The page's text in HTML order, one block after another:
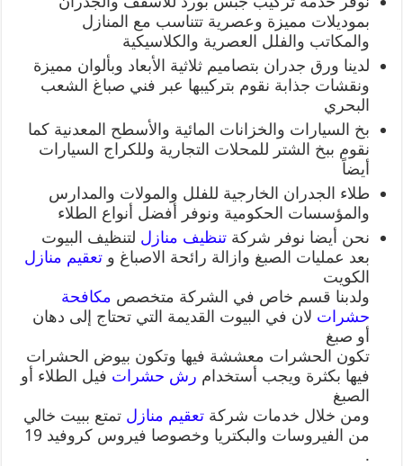
بموديلات مميزة وعصرية تتناسب مع المنازل
والمكاتب والفلل العصرية والكلاسيكية
لدينا ورق جدران بتصاميم ثلاثية الأبعاد وبألوان مميزة
ونقشات جذابة نقوم بتركيبها عبر فني صباغ الشعب
البحري
بخ السيارات والخزانات المائية والأسطح المعدنية كما
نقوم ببخ الشتر للمحلات التجارية وللكراج السيارات
أيضاً
طلاء الجدران الخارجية للفلل والمولات والمدارس
والمؤسسات الحكومية ونوفر أفضل أنواع الطلاء
نحن أيضا نوفر شركةتنظيف منازل لتنظيف البيوت
بعد عمليات الصبغ وازالة رائحة الاصباغ وتعقيم منازل
الكويت
ولدبنا قسم خاص في الشركة متخصص مكافحة
حشرات لان في البيوت القديمة التي تحتاج إلى دهان
أو صبغ
تكون الحشرات معششة فيها وتكون بيوض الحشرات
فيها بكثرة ويجب أستخدام رش حشرات فيل الطلاء أو
الصبغ
ومن خلال خدمات شركةتعقيم منازل تمتع ببيت خالي
من الفيروسات والبكتريا وخصوصا فيروس كروفيد 19
.